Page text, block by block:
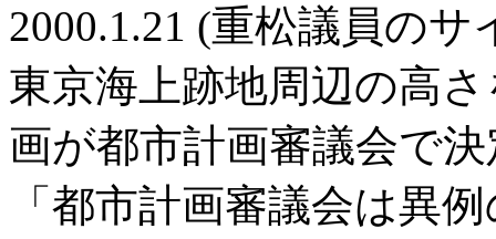
2000.1.21 (重松議員のサ
東京海上跡地周辺の高
画が都市計画審議会で
「都市計画審議会は異